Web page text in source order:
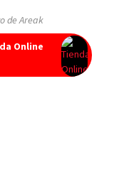
de Areak
Online